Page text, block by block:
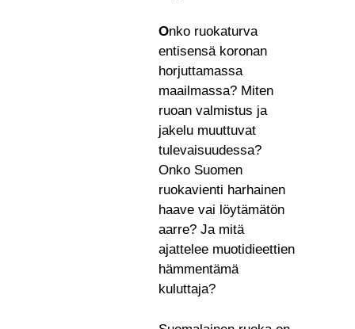
Onko ruokaturva
entisensä koronan
horjuttamassa
maailmassa? Miten
ruoan valmistus ja
jakelu muuttuvat
tulevaisuudessa?
Onko Suomen
ruokavienti harhainen
haave vai löytämätön
aarre? Ja mitä
ajattelee muotidieettien
hämmentämä
kuluttaja?